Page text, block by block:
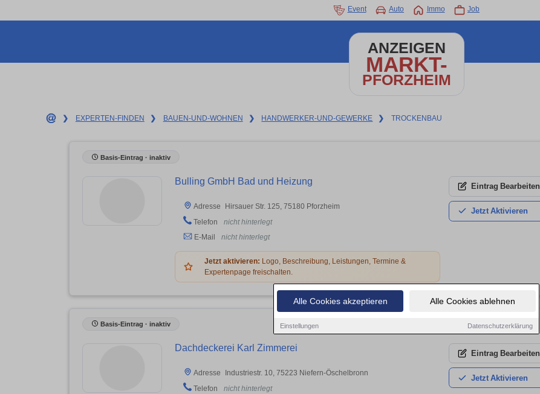
Alle Cookies akzeptieren Alle Cookies ablehnen
Einstellungen Datenschutzerklärung
Event Auto Immo Job
ANZEIGEN
MARKT-
PFORZHEIM
❯ EXPERTEN-FINDEN ❯ BAUEN-UND-WOHNEN ❯ HANDWERKER-UND-GEWERKE ❯ TROCKENBAU
Basis-Eintrag · inaktiv
Bulling GmbH Bad und Heizung
Adresse
Hirsauer Str. 125, 75180 Pforzheim
Telefon
nicht hinterlegt
E-Mail
nicht hinterlegt
Jetzt aktivieren: Logo, Beschreibung, Leistungen, Termine &
Expertenpage freischalten.
Eintrag Bearbeiten
Jetzt Aktivieren
Basis-Eintrag · inaktiv
Dachdeckerei Karl Zimmerei
Adresse
Industriestr. 10, 75223 Niefern-Öschelbronn
Telefon
nicht hinterlegt
Eintrag Bearbeiten
Jetzt Aktivieren